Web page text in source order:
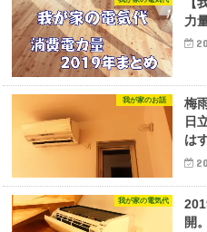
力
我が家のお話
梅
日
は
我が家の電気代
開